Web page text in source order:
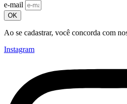
e-mail
OK
Ao se cadastrar, você concorda com
Instagram